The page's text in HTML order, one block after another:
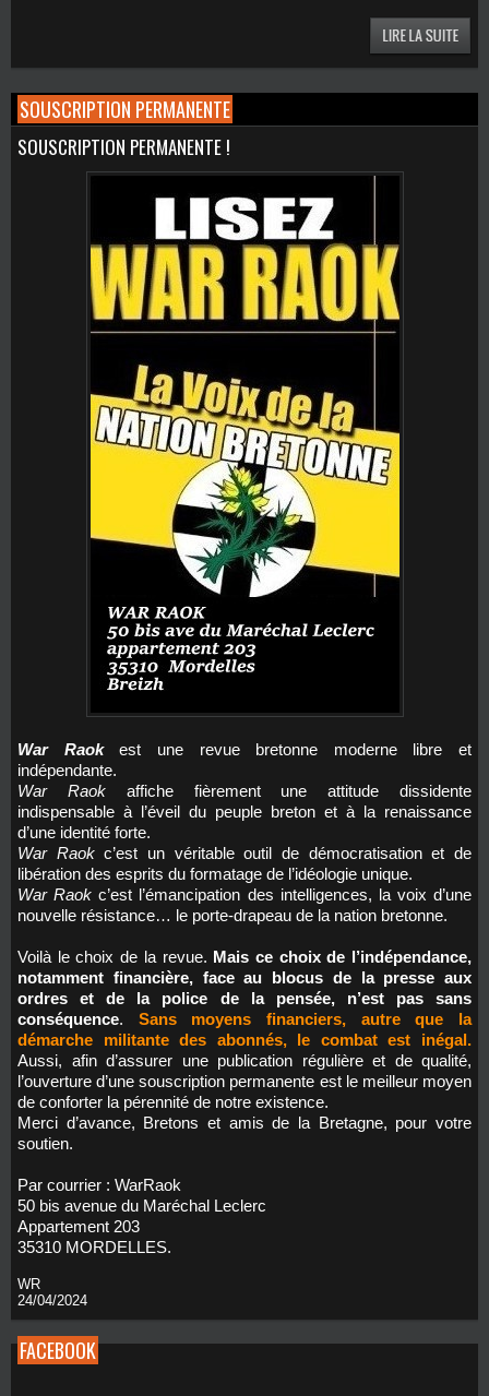
SOUSCRIPTION PERMANENTE
SOUSCRIPTION PERMANENTE !
War Raokest une revue bretonne moderne libre et
indépendante.
War Raok affiche fièrement une attitude dissidente
indispensable à l’éveil du peuple breton et à la renaissance
d’une identité forte.
War Raokc’est un véritable outil de démocratisation et de
libération des esprits du formatage de l’idéologie unique.
War Raok c’est l’émancipation des intelligences, la voix d’une
nouvelle résistance… le porte-drapeau de la nation bretonne.
Voilà le choix de la revue. Mais ce choix de l’indépendance,
notamment financière, face au blocus de la presse aux
ordres et de la police de la pensée, n’est pas sans
conséquence. Sans moyens financiers, autre que la
démarche militante des abonnés, le combat est inégal.
Aussi, afin d’assurer une publication régulière et de qualité,
l’ouverture d’une souscription permanente est le meilleur moyen
de conforter la pérennité de notre existence.
Merci d’avance, Bretons et amis de la Bretagne, pour votre
soutien.
Par courrier : WarRaok
50 bis avenue du Maréchal Leclerc
Appartement 203
35310 MORDELLES.
WR
24/04/2024
FACEBOOK